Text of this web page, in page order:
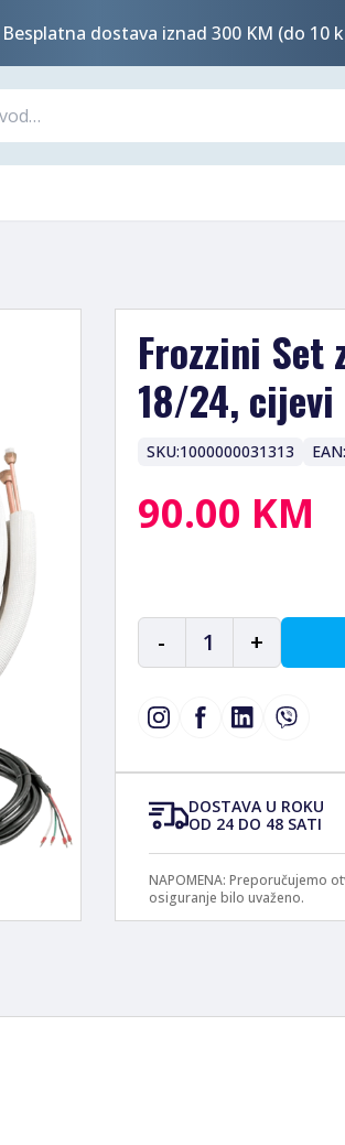
Besplatna dostava iznad 300 KM (do 10
Frozzini Set
18/24,
SKU:1000000031313 EAN:
90.00 KM
- 1 +
DOSTAVA U ROKU
OD 24 DO 48 SATI
NAPOMENA: Preporučujemo
osiguranje bilo uvaženo.